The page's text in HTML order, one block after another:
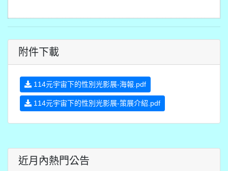
附件下載
114元宇宙下的性別光影展-海報.pdf
114元宇宙下的性別光影展-策展介紹.pdf
近月內熱門公告